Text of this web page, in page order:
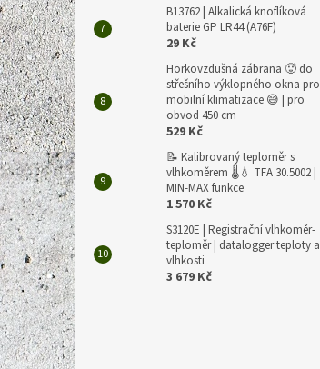
B13762 | Alkalická knoflíková
baterie GP LR44 (A76F)
29 Kč
Horkovzdušná zábrana 🥵 do
střešního výklopného okna pro
mobilní klimatizace 😅 | pro
obvod 450 cm
529 Kč
📝 Kalibrovaný teploměr s
vlhkoměrem 🌡️💧 TFA 30.5002 |
MIN-MAX funkce
1 570 Kč
S3120E | Registrační vlhkoměr-
teploměr | datalogger teploty a
vlhkosti
3 679 Kč